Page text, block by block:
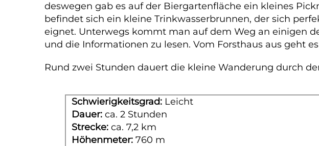
deswegen gab es auf der Biergartenfläche ein kleines
befindet sich ein kleine Trinkwasserbrunnen, der sich
eignet. Unterwegs kommt man auf dem Weg an einigen
und die Informationen zu lesen. Vom Forsthaus aus geht
Rund zwei Stunden dauert die kleine Wanderung durch
Schwierigkeitsgrad: Leicht
Dauer: ca. 2 Stunden
Strecke: ca. 7,2 km
Höhenmeter: 760 m